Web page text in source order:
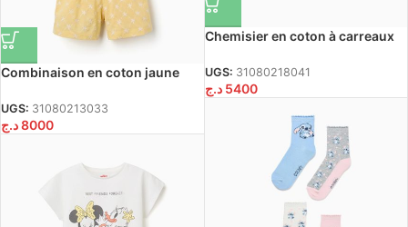
Chemisier en coton à carreaux
blanc/jaune/bleu/rouge
UGS: 31080218041
5400 د.ج
Combinaison en coton jaune
pour filles
UGS: 31080213033
8000د.ج